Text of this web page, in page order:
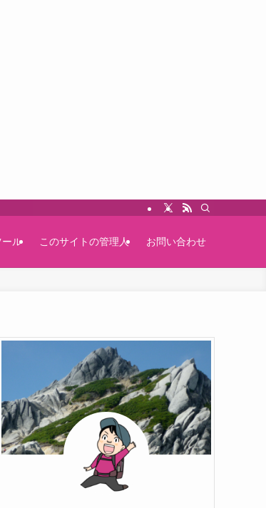
ール このサイトの管理人 お問い合わせ